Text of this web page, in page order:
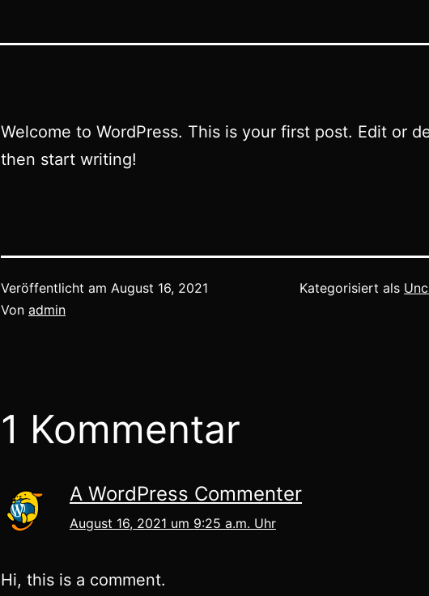
Welcome to WordPress. This is your first post. Edit or
then start writing!
Veröffentlicht am August 16, 2021
Von admin
Kategorisiert als
1 Kommentar
A WordPress Commenter
August 16, 2021 um 9:25 a.m. Uhr
Hi, this is a comment.